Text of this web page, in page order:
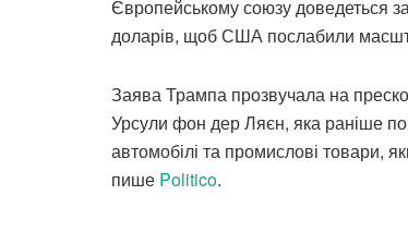
Європейському союзу доведеться
доларів, щоб США послабили
Заява Трампа прозвучала на
Урсули фон дер Ляєн, яка раніше
автомобілі та промислові товари,
пише Politico.